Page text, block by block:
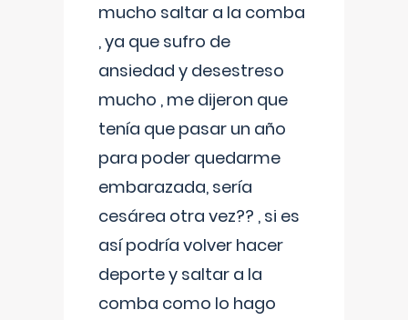
mucho saltar a la comba
, ya que sufro de
ansiedad y desestreso
mucho , me dijeron que
tenía que pasar un año
para poder quedarme
embarazada, sería
cesárea otra vez?? , si es
así podría volver hacer
deporte y saltar a la
comba como lo hago